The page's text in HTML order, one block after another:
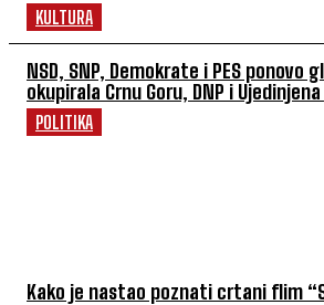
KULTURA
NSD, SNP, Demokrate i PES ponovo
okupirala Crnu Goru, DNP i
POLITIKA
Kako je nastao poznati crtani flim